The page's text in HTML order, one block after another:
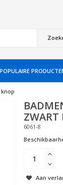
POPULAIRE
ZWART
6061-8
Aan